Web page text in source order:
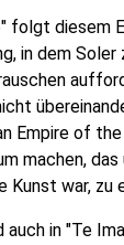
folgt diesem
in dem
Empire of
machen,
Kunst war, zu
in "Te